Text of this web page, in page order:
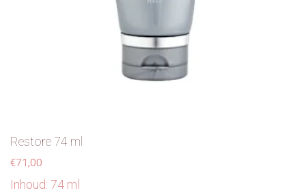
Restore 74 ml
€71,00
Inhoud: 74 ml